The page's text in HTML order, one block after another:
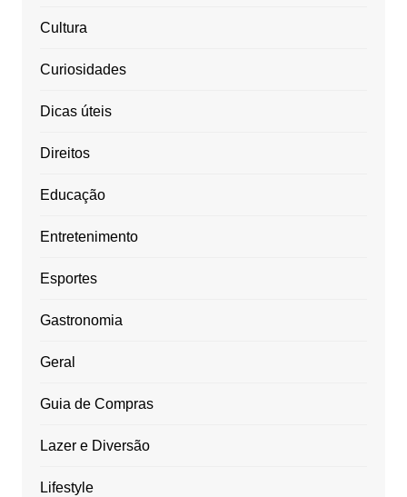
Cultura
Curiosidades
Dicas úteis
Direitos
Educação
Entretenimento
Esportes
Gastronomia
Geral
Guia de Compras
Lazer e Diversão
Lifestyle